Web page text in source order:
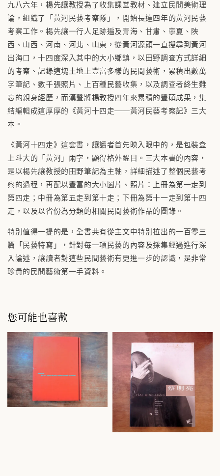
九八六年，楊先讓教授為了收集課堂教材、建立民間美術理
論，組織了「黃河民藝考察隊」，開始長達四年的黃河民藝
考察工作。楊先讓一行人足跡遍及青海、甘肅、寧夏、陜
西、山西、河南、河北、山東，從黃河源頭一直搜尋到黃河
出海口，十四度深入其中的大小鄉鎮，以田野調查方式詳細
的考察、記錄這塊土地上豐富多樣的民間藝術，累積出數萬
字筆記、數千張照片、上百種民藝收集，以及調查者終生難
忘的親身經歷，而漢聲將楊教授四年來累積的豐碩成果，集
結編輯成這厚厚的《黃河十四走──黃河民藝考察記》三大
本。
《黃河十四走》這套書，讓讀者首先映入眼中的，是包裝盒
上斗大的「黃河」兩字，顯得格外醒目。三大本書的內容，
是以楊先讓教授的田野筆記為主軸，詳細描述了整個民藝考
察的過程，再配以豐富的大小圖片、照片：上冊為第一走到
第四走；中冊為第五走到第十走；下冊為第十一走到第十四
走，以及以省份為分類的相關民間藝術作品的圖錄。
特別值得一提的是，全書共有從主文中特別拉出的一百零三
篇「民藝特寫」，針對每一項民藝的內容及採集經過進行深
入論述，讓讀者對這些民間藝術有更進一步的認識，是非常
珍貴的民間藝術第一手資料。
您可能也喜歡